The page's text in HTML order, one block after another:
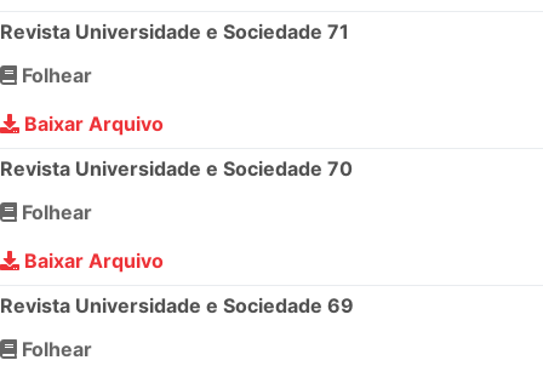
Revista Universidade e Sociedade 71
Folhear
Baixar Arquivo
Revista Universidade e Sociedade 70
Folhear
Baixar Arquivo
Revista Universidade e Sociedade 69
Folhear